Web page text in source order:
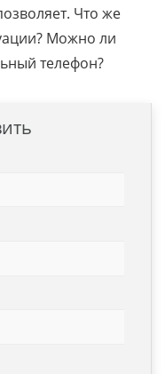
Что же
Можно ли
телефон?